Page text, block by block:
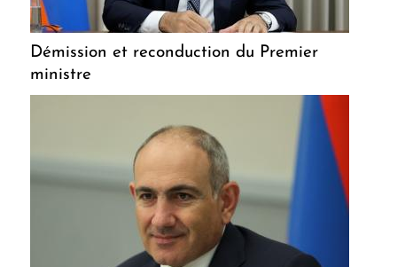
Démission et reconduction du Premier
ministre